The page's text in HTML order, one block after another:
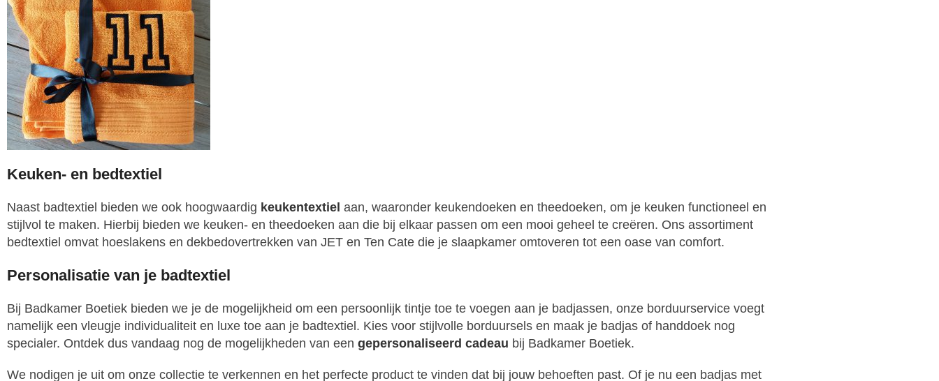
Keuken- en bedtextiel
Naast badtextiel bieden we ook hoogwaardig keukentextiel aan, waaronder keukendoeken en theedoeken, om je keuken functioneel en
stijlvol te maken. Hierbij bieden we keuken- en theedoeken aan die bij elkaar passen om een mooi geheel te creëren. Ons assortiment
bedtextiel omvat hoeslakens en dekbedovertrekken van JET en Ten Cate die je slaapkamer omtoveren tot een oase van comfort.
Personalisatie van je badtextiel
Bij Badkamer Boetiek bieden we je de mogelijkheid om een persoonlijk tintje toe te voegen aan je badjassen, onze borduurservice voegt
namelijk een vleugje individualiteit en luxe toe aan je badtextiel. Kies voor stijlvolle borduursels en maak je badjas of handdoek nog
specialer. Ontdek dus vandaag nog de mogelijkheden van een gepersonaliseerd cadeau bij Badkamer Boetiek.
We nodigen je uit om onze collectie te verkennen en het perfecte product te vinden dat bij jouw behoeften past. Of je nu een badjas met